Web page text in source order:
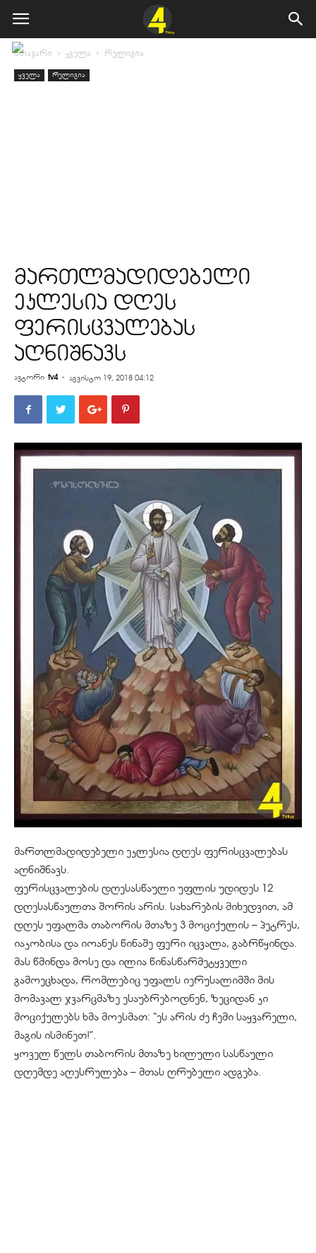
მთავარი ყველა რელიგია
ყველა რელიგია
მართლმადიდებელი
ეკლესია დღეს
ფერისცვალებას
აღნიშნავს
ავტორი tv4 - აგვისტო 19, 2018 04:12
მართლმადიდებელი ეკლესია დღეს ფერისცვალებას
აღნიშნავს.
ფერისცვალების დღესასწაული უფლის უდიდეს 12
დღესასწაულთა შორის არის. სახარების მიხედვით, ამ
დღეს უფალმა თაბორის მთაზე 3 მოციქულის – პეტრეს,
იაკობისა და იოანეს წინაშე ფერი იცვალა, გაბრწყინდა.
მას წმინდა მოსე და ილია წინასწარმეტყველი
გამოეცხადა, რომლებიც უფალს იერუსალიმში მის
მომავალ ჯვარცმაზე ესაუბრებოდნენ, ზეციდან კი
მოციქულებს ხმა მოესმათ: “ეს არის ძე ჩემი საყვარელი,
მაგის ისმინეთ!”.
ყოველ წელს თაბორის მთაზე ხილული სასწაული
დღემდე აღესრულება – მთას ღრუბელი ადგება.